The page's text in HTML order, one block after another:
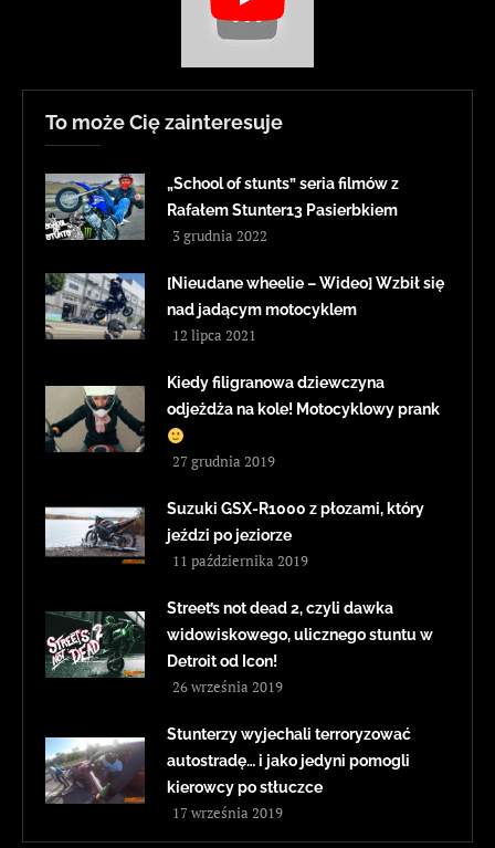
To może Cię zainteresuje
„School of stunts” seria filmów z
Rafałem Stunter13 Pasierbkiem
3 grudnia 2022
[Nieudane wheelie – Wideo] Wzbił się
nad jadącym motocyklem
12 lipca 2021
Kiedy filigranowa dziewczyna
odjeżdża na kole! Motocyklowy prank
27 grudnia 2019
Suzuki GSX-R1000 z płozami, który
jeździ po jeziorze
11 października 2019
Street’s not dead 2, czyli dawka
widowiskowego, ulicznego stuntu w
Detroit od Icon!
26 września 2019
Stunterzy wyjechali terroryzować
autostradę… i jako jedyni pomogli
kierowcy po stłuczce
17 września 2019